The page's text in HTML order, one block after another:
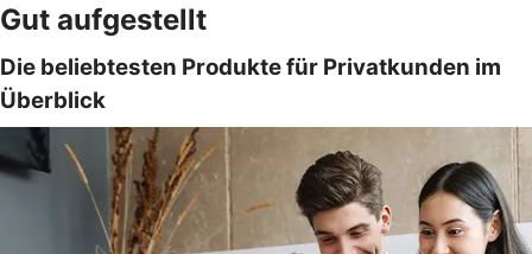
Gut aufgestellt
Die beliebtesten Produkte für Privatkunden im
Überblick